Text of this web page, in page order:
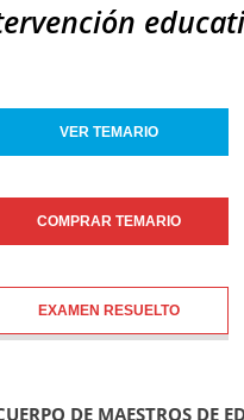
VER TEMARIO
COMPRAR TEMARIO
EXAMEN RESUELTO
DE MAESTROS DE